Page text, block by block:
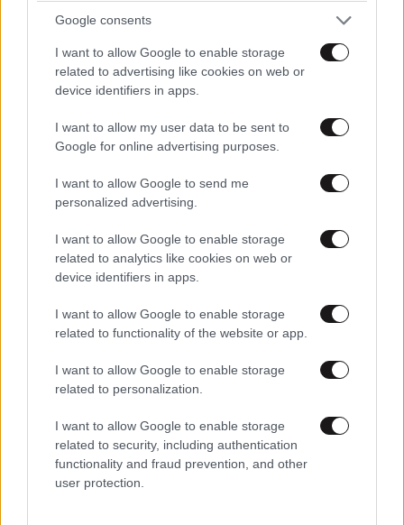
Google consents
I want to allow Google to enable storage
related to advertising like cookies on web or
device identifiers in apps.
I want to allow my user data to be sent to
Google for online advertising purposes.
I want to allow Google to send me
personalized advertising.
I want to allow Google to enable storage
related to analytics like cookies on web or
device identifiers in apps.
I want to allow Google to enable storage
related to functionality of the website or app.
I want to allow Google to enable storage
related to personalization.
I want to allow Google to enable storage
related to security, including authentication
functionality and fraud prevention, and other
user protection.